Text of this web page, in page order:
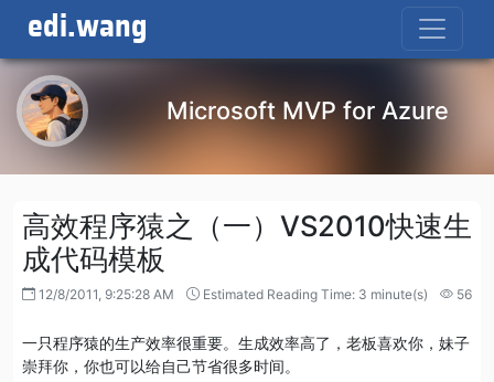
edi.wang
Microsoft MVP for Azure
高效程序猿之（一）VS2010快速生
成代码模板
12/8/2011, 9:25:28 AM Estimated Reading Time: 3 minute(s) 56
一只程序猿的生产效率很重要。生成效率高了，老板喜欢你，妹子
崇拜你，你也可以给自己节省很多时间。